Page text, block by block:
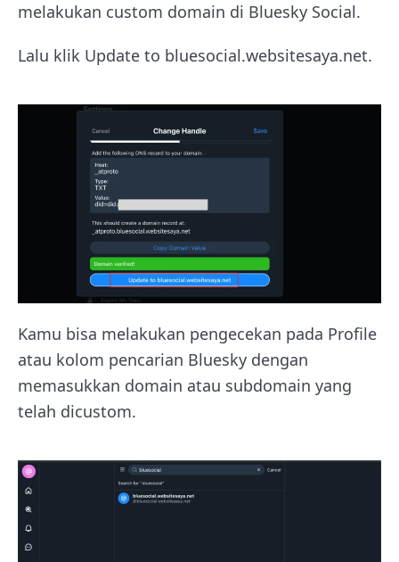
melakukan custom domain di Bluesky Social.
Lalu klik Update to bluesocial.websitesaya.net.
Kamu bisa melakukan pengecekan pada Profile
atau kolom pencarian Bluesky dengan
memasukkan domain atau subdomain yang
telah dicustom.